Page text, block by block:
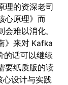
理的资深老司
心原理》而
难以消化。
》来对 Kafka
的话可以继续
要纸质版的读
心设计与实践